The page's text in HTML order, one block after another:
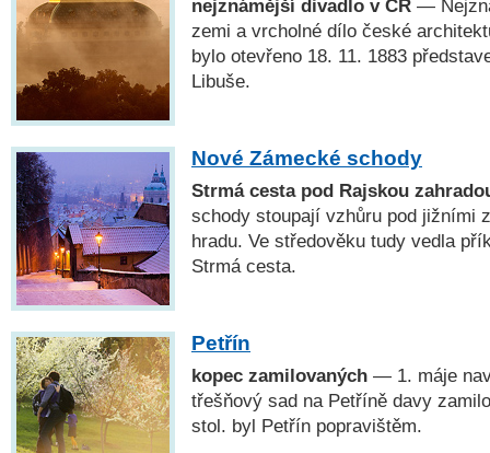
nejznámější divadlo v ČR —
zemi a vrcholné dílo české
bylo otevřeno 18. 11. 1883
Libuše.
Nové Zámecké schody
Strmá cesta pod Rajskou
schody stoupají vzhůru pod jižními
hradu. Ve středověku tudy vedla
Strmá cesta.
Petřín
kopec zamilovaných — 1. máje
třešňový sad na Petříně davy
stol. byl Petřín popravištěm.